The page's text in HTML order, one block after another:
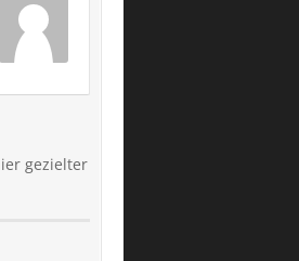
gezielter